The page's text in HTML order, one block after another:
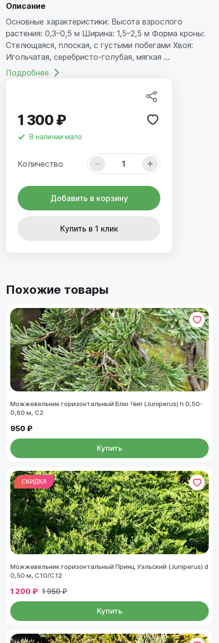
Описание
Основные характеристики: Высота взрослого
растения: 0,3–0,5 м Ширина: 1,5–2,5 м Форма кроны:
Стелющаяся, плоская, с густыми побегами Хвоя:
Игольчатая, серебристо-голубая, мягкая ...
Подробнее
1 300 ₽
В наличии мало
Количество
Добавить в корзину
Купить в 1 клик
Похожие товары
Можжевельник горизонтальный Блю Чип (Juniperus) h 0,50-
0,60 м, C2
950 ₽
Купить
СКИДКА
Можжевельник горизонтальный Принц Уэльский (Juniperus) d
0,50 м, С10/С12
1 950 ₽
1 200 ₽
Купить